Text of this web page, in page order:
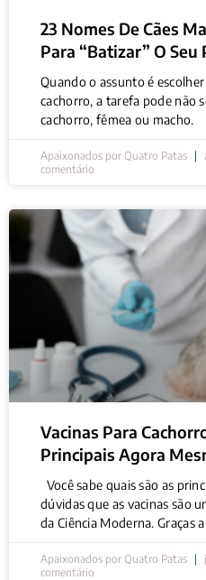
23 Nomes De Cães
Para “batizar” O Seu
Quando o assunto é
cachorro, a tarefa pode não
cachorro, fêmea ou macho.
Apaixonados por Quatro Patas
comentário
Vacinas Para
Principais Agora
Você sabe quais são as
dúvidas que as vacinas são
da Ciência Moderna. Graças
Apaixonados por Quatro Patas
comentário